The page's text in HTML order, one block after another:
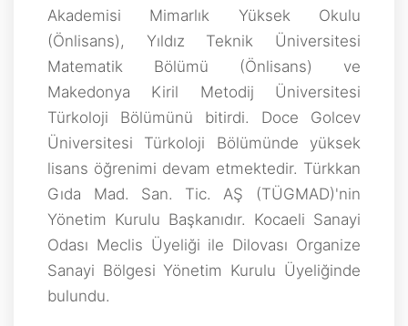
Akademisi Mimarlık Yüksek Okulu
(Önlisans), Yıldız Teknik Üniversitesi
Matematik Bölümü (Önlisans) ve
Makedonya Kiril Metodij Üniversitesi
Türkoloji Bölümünü bitirdi. Doce Golcev
Üniversitesi Türkoloji Bölümünde yüksek
lisans öğrenimi devam etmektedir. Türkkan
Gıda Mad. San. Tic. AŞ (TÜGMAD)'nin
Yönetim Kurulu Başkanıdır. Kocaeli Sanayi
Odası Meclis Üyeliği ile Dilovası Organize
Sanayi Bölgesi Yönetim Kurulu Üyeliğinde
bulundu.